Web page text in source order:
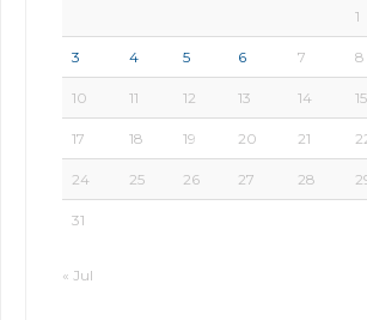
1
3 4 5 6 7 8
10 11 12 13 14 15
17 18 19 20 21
24 25 26 27 28
31
« Jul